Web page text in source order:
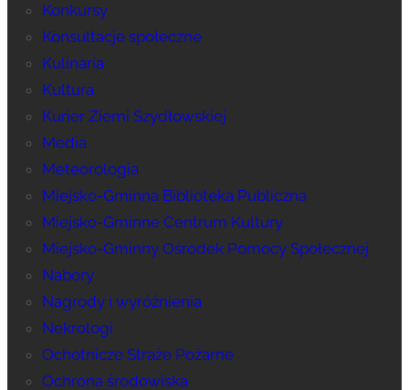
Konkursy
Konsultacje społeczne
Kulinaria
Kultura
Kurier Ziemi Szydłowskiej
Media
Meteorologia
Miejsko-Gminna Biblioteka Publiczna
Miejsko-Gminne Centrum Kultury
Miejsko-Gminny Ośrodek Pomocy Społecznej
Nabory
Nagrody i wyróżnienia
Nekrologi
Ochotnicze Straże Pożarne
Ochrona środowiska